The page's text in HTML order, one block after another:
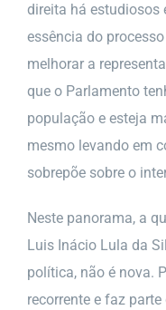
direita há estudiosos
essência do
melhorar a
que o Parlamento
população e esteja
mesmo levando em
sobrepõe sobre o
Neste panorama, a
Luis Inácio Lula da
política, não é nova.
recorrente e faz